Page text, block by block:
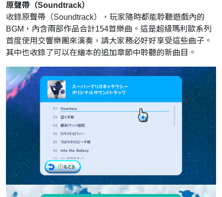
原聲帶（Soundtrack）
收錄原聲帶（Soundtrack），玩家隨時都能聆聽遊戲內的
BGM，內含兩部作品合計154首樂曲。這是超級瑪利歐系列
首度使用交響樂團來演奏，請大家務必好好享受這些曲子。
其中也收錄了可以在繪本的追加章節中聆聽的新曲目。